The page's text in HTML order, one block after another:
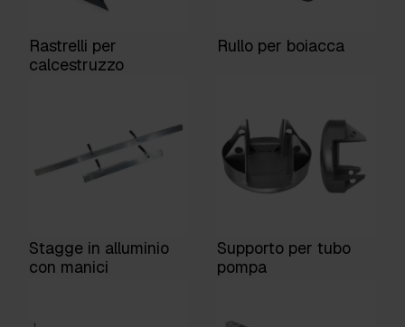
Rastrelli per
calcestruzzo
Rullo per boiacca
Stagge in alluminio
con manici
Supporto per tubo
pompa